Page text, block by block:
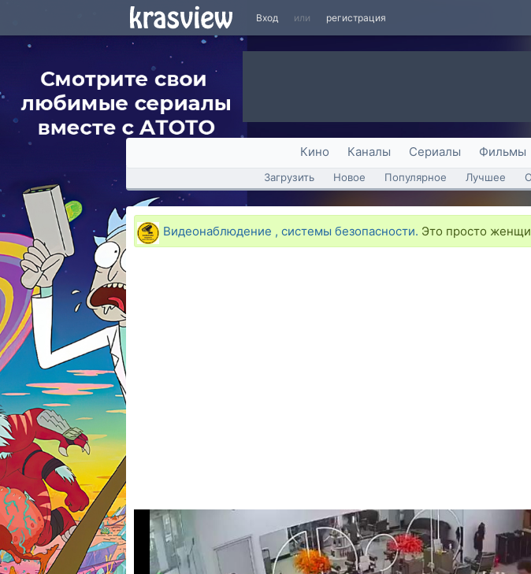
Вход или регистрация
Кино Каналы Сериалы Фильмы
Загрузить Новое Популярное Лучшее
Видеонаблюдение , системы безопасности. Это просто